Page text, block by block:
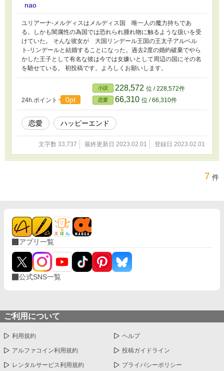
nao
ユリアーナ-メルディスはメルディス国 唯一人の魔力持ちであ
る。しかも闇属性の為国では恐れられ腫れ物に触るような扱いを受
けていた。 そんな彼女が 大国リンデール王国の王太子アルベル
ト-リンデールと結婚することになった。過去2度の婚約破棄でやら
かした王子として有名な彼は今では女嫌いとして周辺の国にその名
を馳せている。 初投稿です。よろしくお願いします。
24h.ポイント 0pt
小説 228,572 位 / 228,572件
恋愛 66,310 位 / 66,310件
恋愛 ハッピーエンド
文字数 33,737 最終更新日 2023.02.01 登録日 2023.02.01
7 件
アプリ一覧
公式SNS一覧
ご利用について
利用規約 ヘルプ
アルファコイン利用規約 投稿ガイドライン
レンタルサービス利用規約 プライバシーポリシー